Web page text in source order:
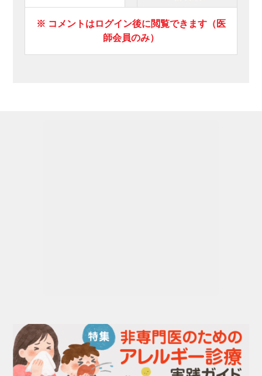
※ コメントはログイン後に閲覧できます（医
師会員のみ）